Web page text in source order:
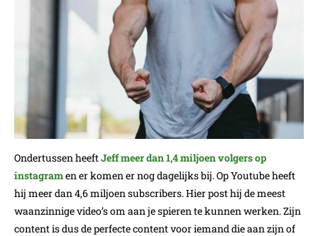
Ondertussen heeftJeff meer dan 1,4 miljoen volgers op
instagramen er komen er nog dagelijks bij. Op Youtube heeft
hij meer dan 4,6 miljoen subscribers. Hier post hij de meest
waanzinnige video’s om aan je spieren te kunnen werken. Zijn
content is dus de perfecte content voor iemand die aan zijn of